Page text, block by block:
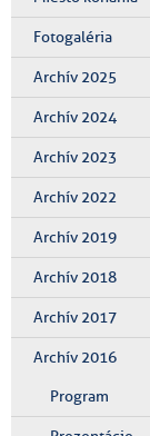
Fotogaléria
Archív 2025
Archív 2024
Archív 2023
Archív 2022
Archív 2019
Archív 2018
Archív 2017
Archív 2016
Program